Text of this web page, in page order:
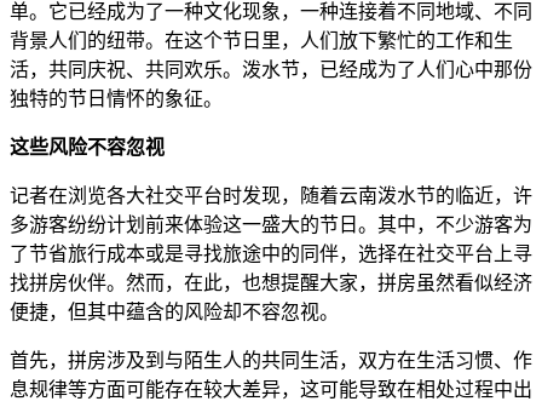
单。它已经成为了一种文化现象，一种连接着不同地域、不同
背景人们的纽带。在这个节日里，人们放下繁忙的工作和生
活，共同庆祝、共同欢乐。泼水节，已经成为了人们心中那份
独特的节日情怀的象征。
这些风险不容忽视
记者在浏览各大社交平台时发现，随着云南泼水节的临近，许
多游客纷纷计划前来体验这一盛大的节日。其中，不少游客为
了节省旅行成本或是寻找旅途中的同伴，选择在社交平台上寻
找拼房伙伴。然而，在此，也想提醒大家，拼房虽然看似经济
便捷，但其中蕴含的风险却不容忽视。
首先，拼房涉及到与陌生人的共同生活，双方在生活习惯、作
息规律等方面可能存在较大差异，这可能导致在相处过程中出